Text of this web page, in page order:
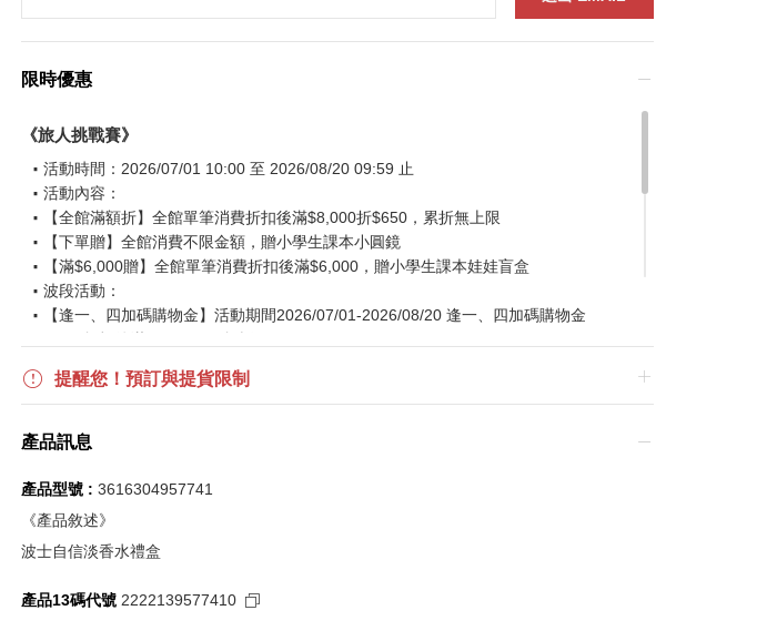
限時優惠
《旅人挑戰賽》
活動時間：2026/07/01 10:00 至 2026/08/20 09:59 止
活動內容：
【全館滿額折】全館單筆消費折扣後滿$8,000折$650，累折無上限
【下單贈】全館消費不限金額，贈小學生課本小圓鏡
【滿$6,000贈】全館單筆消費折扣後滿$6,000，贈小學生課本娃娃盲盒
波段活動：
【逢一、四加碼購物金】活動期間2026/07/01-2026/08/20 逢一、四加碼購物金
活動詳情請參見
實際折扣金額以系統顯示為準
所有活動皆訂單成立時間為準，贈品皆為數量有限，送完為止
提醒您！預訂與提貨限制
產品訊息
產品型號 : 3616304957741
《產品敘述》
波士自信淡香水禮盒
產品13碼代號 2222139577410